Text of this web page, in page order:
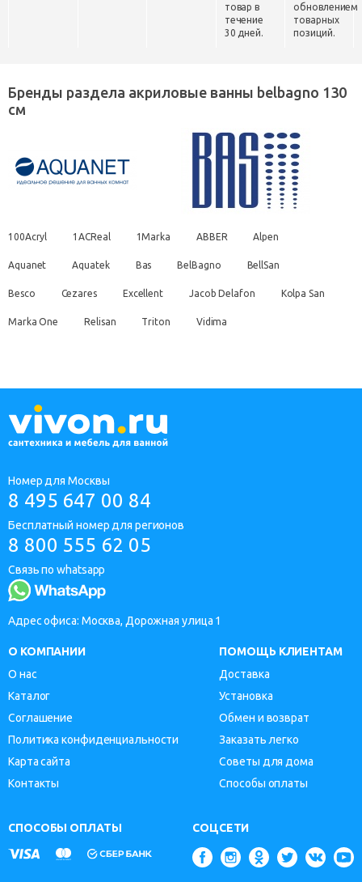
товар в
течение
30 дней.
обновлением
товарных
позиций.
Бренды раздела акриловые ванны belbagno 130
см
100Acryl 1ACReal 1Marka ABBER Alpen
Aquanet Aquatek Bas BelBagno BellSan
Besco Cezares Excellent Jacob Delafon Kolpa San
Marka One Relisan Triton Vidima
Номер для Москвы
8 495 647 00 84
Бесплатный номер для регионов
8 800 555 62 05
Связь по whatsapp
Адрес офиса: Москва, Дорожная улица 1
О КОМПАНИИ
О нас
Каталог
Соглашение
Политика конфиденциальности
Карта сайта
Контакты
ПОМОЩЬ КЛИЕНТАМ
Доставка
Установка
Обмен и возврат
Заказать легко
Советы для дома
Способы оплаты
СПОСОБЫ ОПЛАТЫ СОЦСЕТИ